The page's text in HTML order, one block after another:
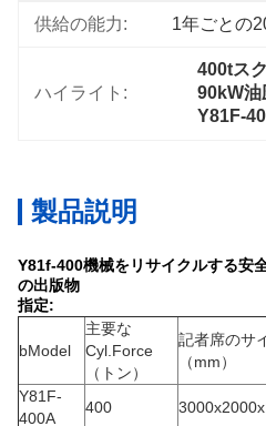
供給の能力: 1年ごとの
ハイライト:
400tス
90kW油
Y81F-
製品説明
Y81f-400機械をリサイクルする安
の出版物
指定:
bModel
主要な
Cyl.Force
（トン）
記者席のサ
（mm）
Y81F-
400A
400